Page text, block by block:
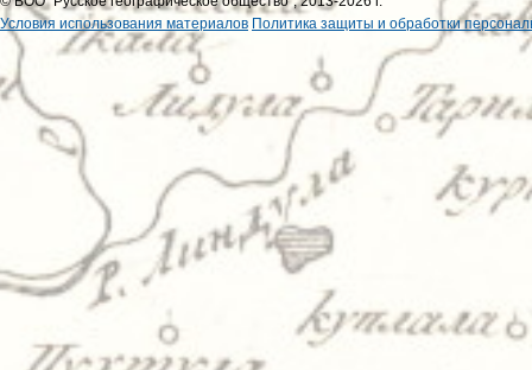
Условия использования материалов Политика защиты и обработки